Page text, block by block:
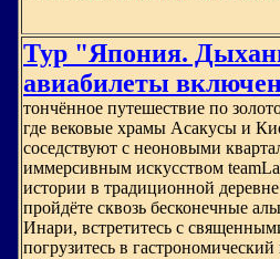
Тур "Япония.
авиабилеты
тончённое путешествие по
где вековые храмы Асакусы и
соседствуют с неоновыми
иммерсивным искусством
истории в традиционной
пройдёте сквозь бесконечные
Инари, встретитесь с
погрузитесь в